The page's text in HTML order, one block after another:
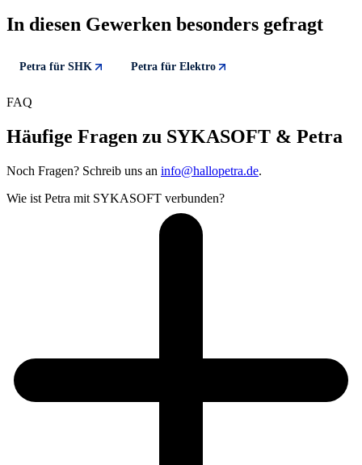
In diesen Gewerken besonders gefragt
Petra für SHK Petra für Elektro
FAQ
Häufige Fragen zu SYKASOFT & Petra
Noch Fragen? Schreib uns an info@hallopetra.de.
Wie ist Petra mit SYKASOFT verbunden?